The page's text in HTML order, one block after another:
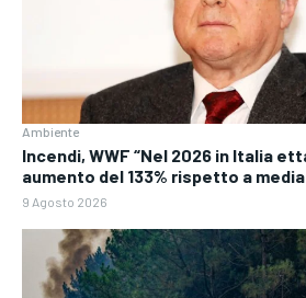
Ambiente
Incendi, WWF “Nel 2026 in Italia
aumento del 133% rispetto a
9 Agosto 2026